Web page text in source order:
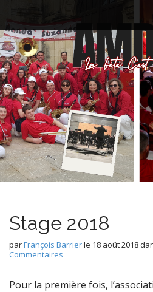
a
i
n
m
e
n
u
i
p
t
o
c
o
n
t
e
n
t
Stage 2018
parFrançois Barrierle 18 août 2018
Commentaires
Pour la première fois,